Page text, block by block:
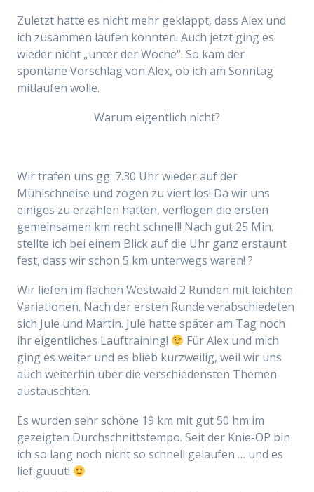
Zuletzt hatte es nicht mehr geklappt, dass Alex und
ich zusammen laufen konnten. Auch jetzt ging es
wieder nicht „unter der Woche“. So kam der
spontane Vorschlag von Alex, ob ich am Sonntag
mitlaufen wolle.
Warum eigentlich nicht?
Wir trafen uns gg. 7.30 Uhr wieder auf der
Mühlschneise und zogen zu viert los! Da wir uns
einiges zu erzählen hatten, verflogen die ersten
gemeinsamen km recht schnell! Nach gut 25 Min.
stellte ich bei einem Blick auf die Uhr ganz erstaunt
fest, dass wir schon 5 km unterwegs waren! ?
Wir liefen im flachen Westwald 2 Runden mit leichten
Variationen. Nach der ersten Runde verabschiedeten
sich Jule und Martin. Jule hatte später am Tag noch
ihr eigentliches Lauftraining!
Für Alex und mich
ging es weiter und es blieb kurzweilig, weil wir uns
auch weiterhin über die verschiedensten Themen
austauschten.
Es wurden sehr schöne 19 km mit gut 50 hm im
gezeigten Durchschnittstempo. Seit der Knie-OP bin
ich so lang noch nicht so schnell gelaufen … und es
lief guuut!